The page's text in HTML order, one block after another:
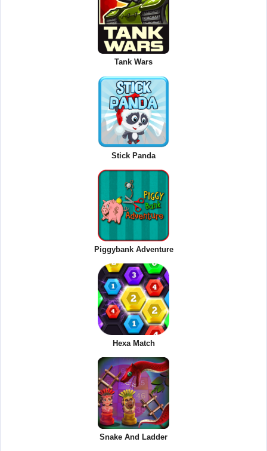
Tank Wars
Stick Panda
Piggybank Adventure
Hexa Match
Snake And Ladder